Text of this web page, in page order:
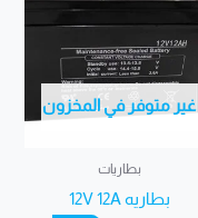
غير متوفر في المخزون
بطاريات
بطاريه 12V 12A